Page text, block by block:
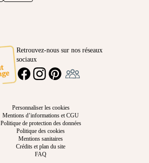
Retrouvez-nous sur nos réseaux
sociaux
FACEBOOKINSTAGRAMPINTEREST
Personnaliser les cookies
Mentions d’informations et CGU
Politique de protection des données
Politique des cookies
Mentions sanitaires
Crédits et plan du site
FAQ